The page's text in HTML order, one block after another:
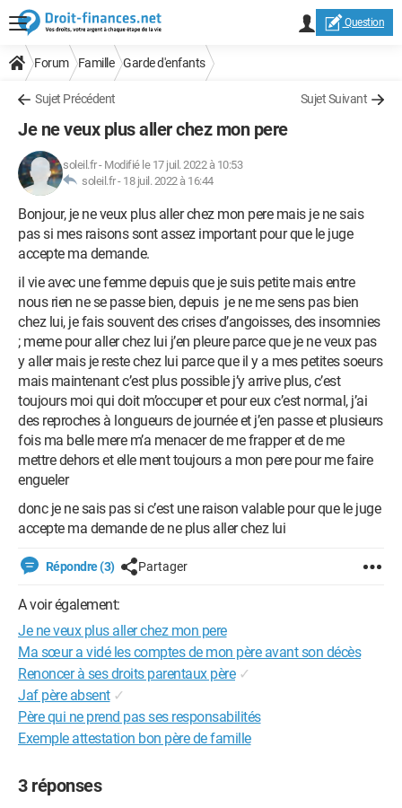
Question
Forum Famille Garde d'enfants
Sujet Précédent Sujet Suivant
Je ne veux plus aller chez mon pere
soleil.fr- Modifié le 17 juil. 2022 à 10:53
soleil.fr - 18 juil. 2022 à 16:44
Bonjour, je ne veux plus aller chez mon pere mais je ne sais
pas si mes raisons sont assez important pour que le juge
accepte ma demande.
il vie avec une femme depuis que je suis petite mais entre
nous rien ne se passe bien, depuis je ne me sens pas bien
chez lui, je fais souvent des crises d’angoisses, des insomnies
; meme pour aller chez lui j’en pleure parce que je ne veux pas
y aller mais je reste chez lui parce que il y a mes petites soeurs
mais maintenant c’est plus possible j’y arrive plus, c’est
toujours moi qui doit m’occuper et pour eux c’est normal, j’ai
des reproches à longueurs de journée et j’en passe et plusieurs
fois ma belle mere m’a menacer de me frapper et de me
mettre dehors et elle ment toujours a mon pere pour me faire
engueler
donc je ne sais pas si c’est une raison valable pour que le juge
accepte ma demande de ne plus aller chez lui
Répondre (3) Partager
A voir également:
Je ne veux plus aller chez mon pere
Ma sœur a vidé les comptes de mon père avant son décès
Renoncer à ses droits parentaux père ✓
Jaf père absent ✓
Père qui ne prend pas ses responsabilités
Exemple attestation bon père de famille
3 réponses